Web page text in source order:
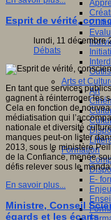
Arts et
Art
Formation
E-
Esprit de vérité,
lundi, 11 décembre
Débats
En tant que services
gagnent à réinterroger les
Cela en fonction de
médiatisation qui
nationale et diversité
manques peut-on lister
2013, sous le ministère
de la Confiance, menée
défis relever sous le
En savoir plus...
Ministre, Conseil
égards et les écarts